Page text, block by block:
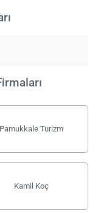
Pamukkale Turizm
Kamil Koç